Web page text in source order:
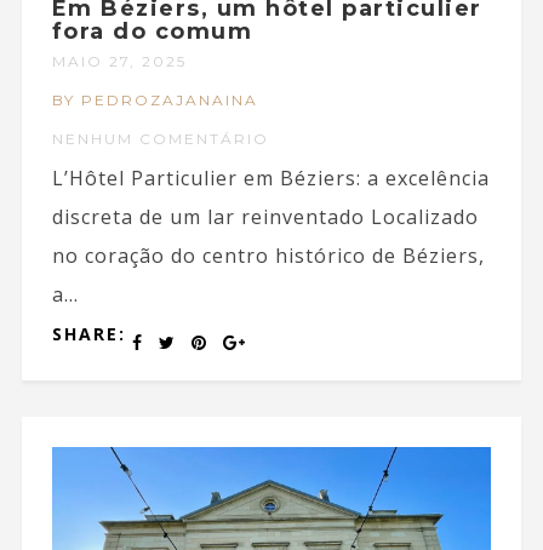
Em Béziers, um hôtel particulier
fora do comum
MAIO 27, 2025
BY PEDROZAJANAINA
NENHUM COMENTÁRIO
L’Hôtel Particulier em Béziers: a excelência
discreta de um lar reinventado Localizado
no coração do centro histórico de Béziers,
a...
SHARE: